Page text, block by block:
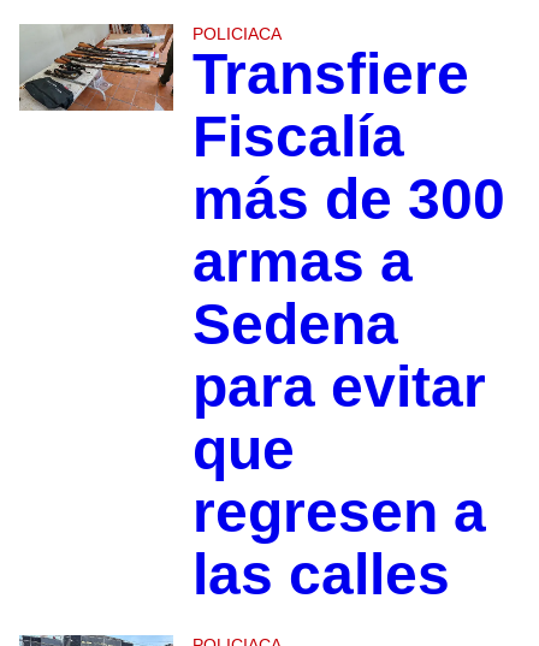
POLICIACA
Transfiere
Fiscalía
más de 300
armas a
Sedena
para evitar
que
regresen a
las calles